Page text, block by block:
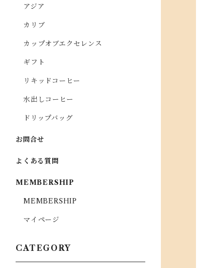
アジア
カリブ
カップオブエクセレンス
ギフト
リキッドコーヒー
水出しコーヒー
ドリップバッグ
お問合せ
よくある質問
MEMBERSHIP
MEMBERSHIP
マイページ
CATEGORY